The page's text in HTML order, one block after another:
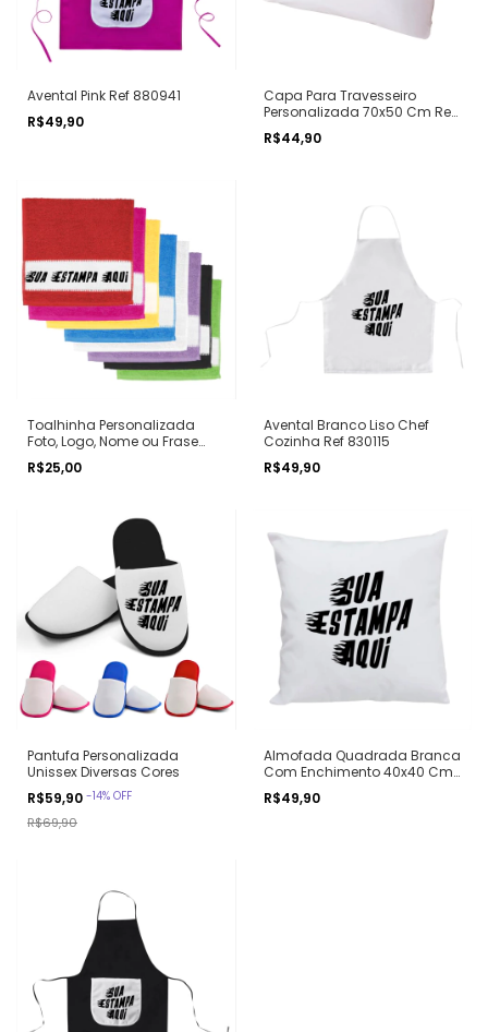
Avental Pink Ref 880941
R$49,90
Capa Para Travesseiro
Personalizada 70x50 Cm Ref
820100
R$44,90
Toalhinha Personalizada
Foto, Logo, Nome ou Frase
Diversas Cores
R$25,00
Avental Branco Liso Chef
Cozinha Ref 830115
R$49,90
Pantufa Personalizada
Unissex Diversas Cores
R$59,90 -14% OFF
R$69,90
Almofada Quadrada Branca
Com Enchimento 40x40 Cm
Ref 919125-1
R$49,90